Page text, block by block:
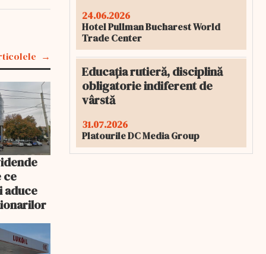
ce
aduce
24.06.2026
Hotel Pullman Bucharest World
Trade Center
Educația rutieră, disciplină
obligatorie indiferent de
vârstă
31.07.2026
Platourile DC Media Group